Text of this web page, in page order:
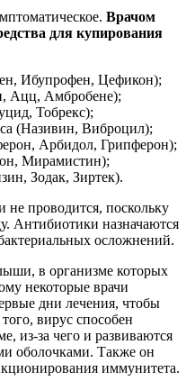
Врачом
для купирования
Ибупрофен, Цефикон);
Ацц, Амбробене);
Тобрекс);
(Називин, Виброцил);
Арбидол, Грипферон);
Мирамистин);
Зодак, Зиртек).
не проводится, поскольку
Антибиотики назначаются
осложнений.
в организме которых
некоторые врачи
дни лечения, чтобы
вирус способен
из-за чего и развиваются
оболочками. Также он
иммунитета.